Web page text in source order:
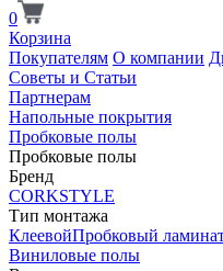
0
Корзина
Покупателям О компании
Советы и Статьи
Партнерам
Напольные покрытия
Пробковые полы
Пробковые полы
Бренд
CORKSTYLE
Тип монтажа
КлеевойПробковый
Виниловые полы